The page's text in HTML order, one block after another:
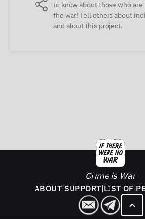
to know about those who
the war! Tell others about
and about this project.
Crime is War
ABOUT|SUPPORT|LIST OF